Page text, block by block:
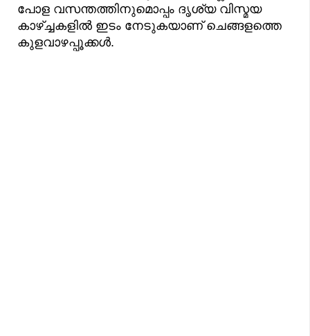
പോള വസന്തത്തിനുമൊപ്പം ദൃശ്യ വിസ്മയ
കാഴ്ച്ചകളിൽ ഇടം നേടുകയാണ് ചെങ്ങളത്തെ
കുളവാഴപ്പൂക്കൾ.